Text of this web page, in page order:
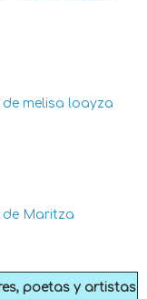
de melisa loayza
de Maritza
poetas y artistas